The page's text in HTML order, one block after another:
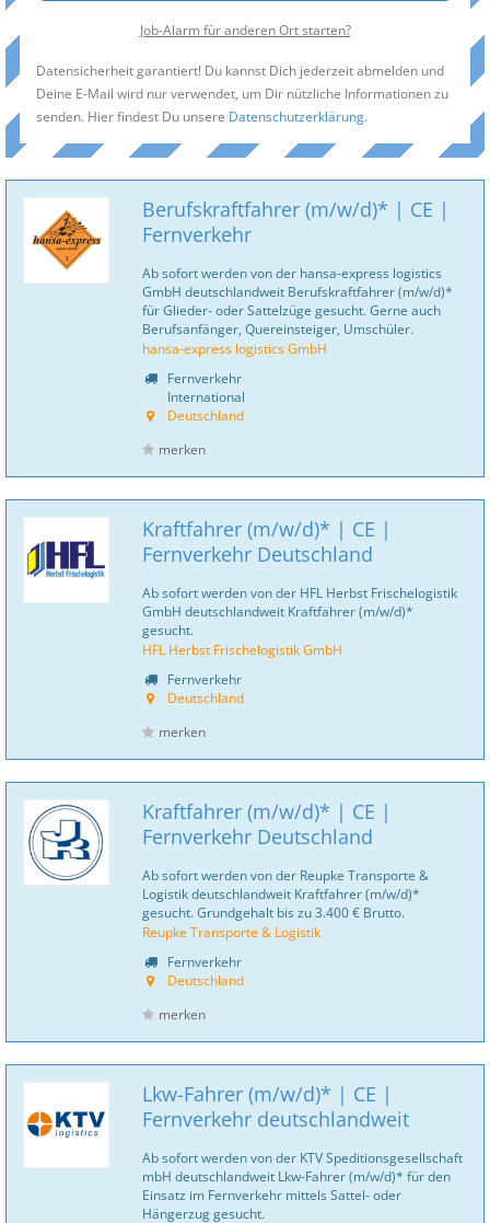
Job-Alarm für anderen Ort starten?
Datensicherheit garantiert! Du kannst Dich jederzeit abmelden und
Deine E-Mail wird nur verwendet, um Dir nützliche Informationen zu
senden. Hier findest Du unsere Datenschutzerklärung.
Berufskraftfahrer (m/w/d)* | CE |
Fernverkehr
Ab sofort werden von der hansa-express logistics
GmbH deutschlandweit Berufskraftfahrer (m/w/d)*
für Glieder- oder Sattelzüge gesucht. Gerne auch
Berufsanfänger, Quereinsteiger, Umschüler.
hansa-express logistics GmbH
Fernverkehr
International
Deutschland
merken
Kraftfahrer (m/w/d)* | CE |
Fernverkehr Deutschland
Ab sofort werden von der HFL Herbst Frischelogistik
GmbH deutschlandweit Kraftfahrer (m/w/d)*
gesucht.
HFL Herbst Frischelogistik GmbH
Fernverkehr
Deutschland
merken
Kraftfahrer (m/w/d)* | CE |
Fernverkehr Deutschland
Ab sofort werden von der Reupke Transporte &
Logistik deutschlandweit Kraftfahrer (m/w/d)*
gesucht. Grundgehalt bis zu 3.400 € Brutto.
Reupke Transporte & Logistik
Fernverkehr
Deutschland
merken
Lkw-Fahrer (m/w/d)* | CE |
Fernverkehr deutschlandweit
Ab sofort werden von der KTV Speditionsgesellschaft
mbH deutschlandweit Lkw-Fahrer (m/w/d)* für den
Einsatz im Fernverkehr mittels Sattel- oder
Hängerzug gesucht.